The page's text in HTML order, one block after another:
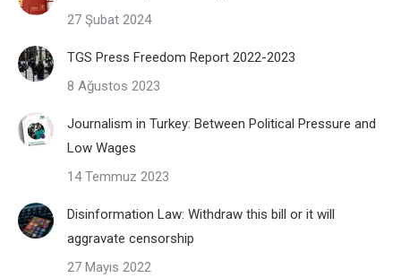
27 Şubat 2024
TGS Press Freedom Report 2022-2023
8 Ağustos 2023
Journalism in Turkey: Between Political Pressure and
Low Wages
14 Temmuz 2023
Disinformation Law: Withdraw this bill or it will
aggravate censorship
27 Mayıs 2022